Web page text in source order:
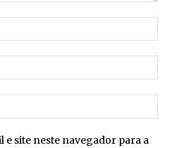
e site neste navegador para a